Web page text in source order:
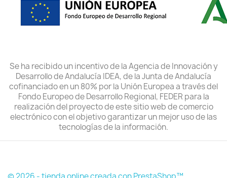
Se ha recibido un incentivo de la Agencia de Innovación y
Desarrollo de Andalucía IDEA, de la Junta de Andalucía
cofinanciado en un 80% por la Unión Europea a través del
Fondo Europeo de Desarrollo Regional, FEDER para la
realización del proyecto de este sitio web de comercio
electrónico con el objetivo garantizar un mejor uso de las
tecnologías de la información.